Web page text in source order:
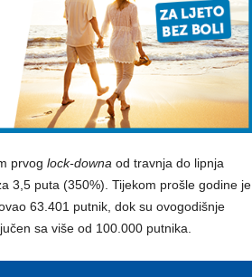
prvog lock-downa od travnja do lipnja
3,5 puta (350%). Tijekom prošle godine je
63.401 putnik, dok su ovogodišnje
sa više od 100.000 putnika.